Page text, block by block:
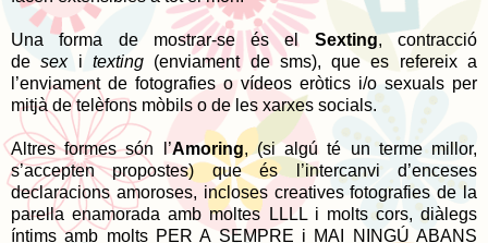
Una forma de mostrar-se és el Sexting,contracció
de sex i texting (enviament de sms), que es refereix a
l’enviament de fotografies o vídeos eròtics i/o sexuals per
mitjà de telèfons mòbils o de les xarxes socials.
Altres formes són l’Amoring, (si algú té un terme millor,
s’accepten propostes) que
és l’intercanvi d’enceses
declaracions amoroses, incloses creatives fotografies de la
parella enamorada amb moltes LLLL i molts cors, diàlegs
íntims amb molts PER A SEMPRE i MAI NINGÚ ABANS